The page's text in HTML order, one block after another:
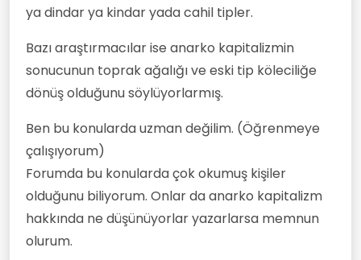
ya dindar ya kindar yada cahil tipler.
Bazı araştırmacılar ise anarko kapitalizmin
sonucunun toprak ağalığı ve eski tip köleciliğe
dönüş olduğunu söylüyorlarmış.
Ben bu konularda uzman değilim. (Öğrenmeye
çalışıyorum)
Forumda bu konularda çok okumuş kişiler
olduğunu biliyorum. Onlar da anarko kapitalizm
hakkında ne düşünüyorlar yazarlarsa memnun
olurum.